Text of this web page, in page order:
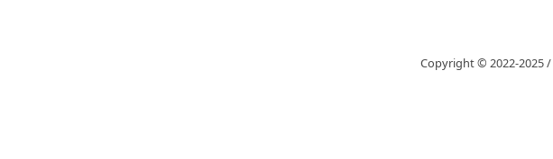
Copyright © 2022-2025 /